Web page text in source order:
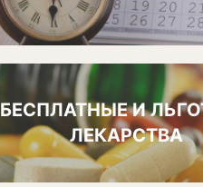
БЕСПЛАТНЫЕ И
ЛЕКАРСТВА